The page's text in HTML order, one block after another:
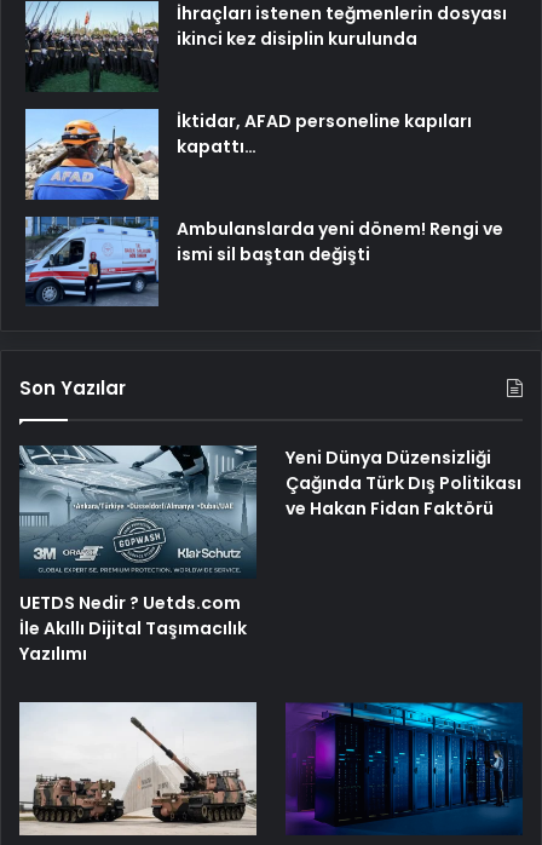
İhraçları istenen teğmenlerin dosyası
ikinci kez disiplin kurulunda
İktidar, AFAD personeline kapıları
kapattı…
Ambulanslarda yeni dönem! Rengi ve
ismi sil baştan değişti
Son Yazılar
UETDS Nedir ? Uetds.com
İle Akıllı Dijital Taşımacılık
Yazılımı
Yeni Dünya Düzensizliği
Çağında Türk Dış Politikası
ve Hakan Fidan Faktörü